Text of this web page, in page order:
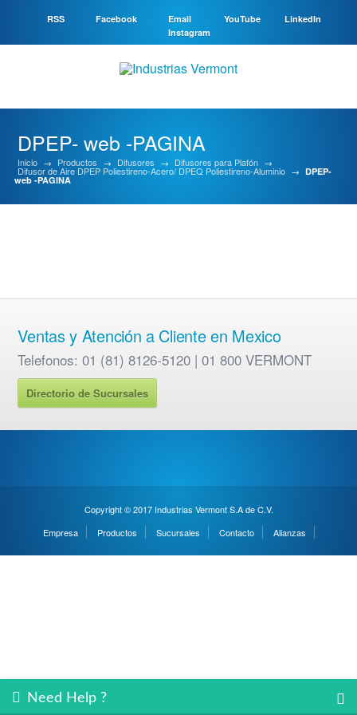
RSS Facebook Email YouTube
LinkedIn
Instagram
DPEP- web -PAGINA
Inicio → Productos → Difusores → Difusores para Plafón →
Difusor de Aire DPEP Poliestireno-Acero/ DPEQ Poliestireno-Aluminio → DPEP-
web -PAGINA
Ventas y Atención a Cliente en Mexico
Telefonos: 01 (81) 8126-5120 | 01 800 VERMONT
Directorio de Sucursales
Copyright © 2017 Industrias Vermont S.A de C.V.
Empresa
Productos Sucursales Contacto Alianzas
Need Help ?